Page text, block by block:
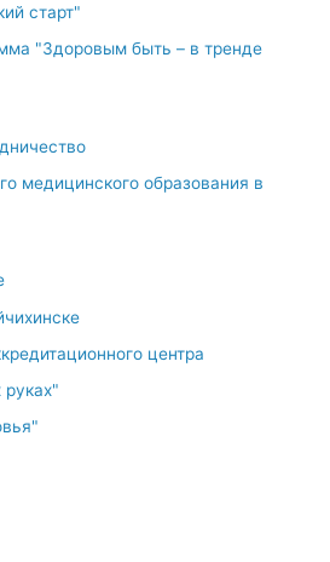
старт"
"Здоровым быть – в тренде
медицинского образования в
центра